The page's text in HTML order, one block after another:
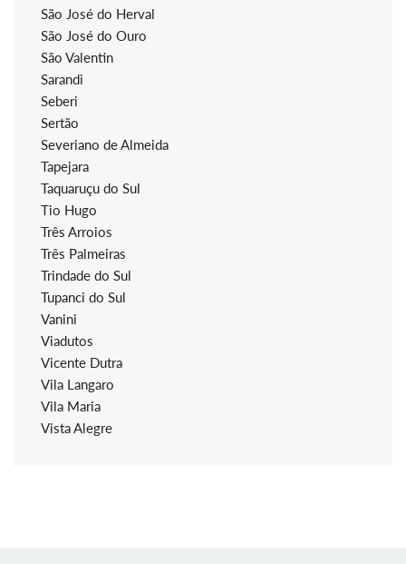
São José do Herval
São José do Ouro
São Valentin
Sarandi
Seberi
Sertão
Severiano de Almeida
Tapejara
Taquaruçu do Sul
Tio Hugo
Três Arroios
Três Palmeiras
Trindade do Sul
Tupanci do Sul
Vanini
Viadutos
Vicente Dutra
Vila Langaro
Vila Maria
Vista Alegre